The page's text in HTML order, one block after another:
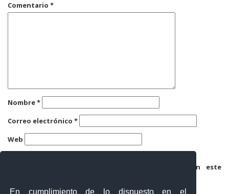
En cumplimiento de lo dispuesto en el
Comentario *
Nombre*
Correo electrónico *
Web
Guarda mi nombre, correo electrónico y web en este